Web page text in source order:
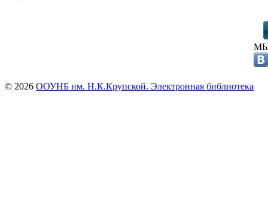
© 2026 ООУНБ им. Н.К.Крупской. Электронная библиотека